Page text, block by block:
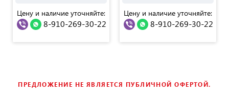
Цену и наличие уточняйте:
8-910-269-30-22
Цену и наличие уточняйте:
8-910-269-30-22
ПРЕДЛОЖЕНИЕ НЕ ЯВЛЯЕТСЯ ПУБЛИЧНОЙ ОФЕРТОЙ.